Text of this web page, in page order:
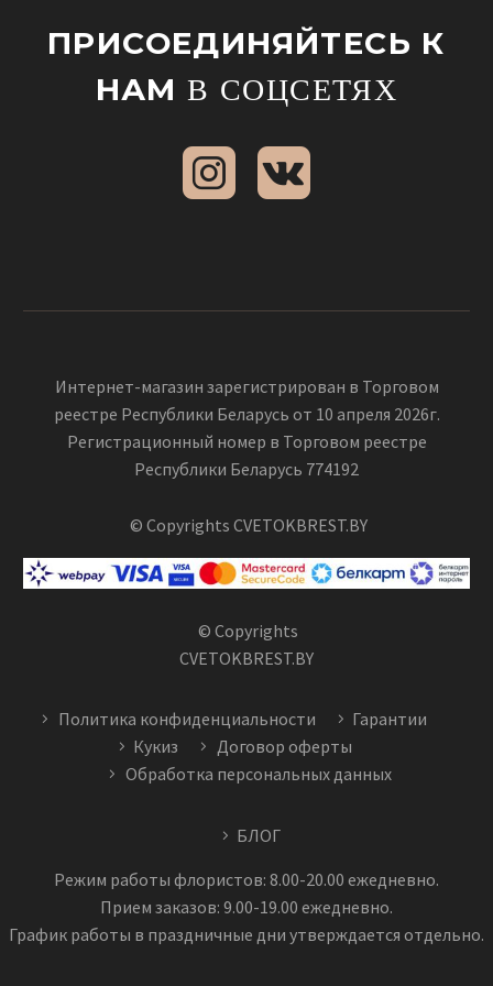
ПРИСОЕДИНЯЙТЕСЬ К
НАМ В СОЦСЕТЯХ
Интернет-магазин зарегистрирован в Торговом
реестре Республики Беларусь от 10 апреля 2026г.
Регистрационный номер в Торговом реестре
Республики Беларусь 774192
© Copyrights CVETOKBREST.BY
© Copyrights
CVETOKBREST.BY
Политика конфиденциальности
Гарантии
Кукиз
Договор оферты
Обработка персональных данных
БЛОГ
Режим работы флористов: 8.00-20.00 ежедневно.
Прием заказов: 9.00-19.00 ежедневно.
График работы в праздничные дни утверждается отдельно.